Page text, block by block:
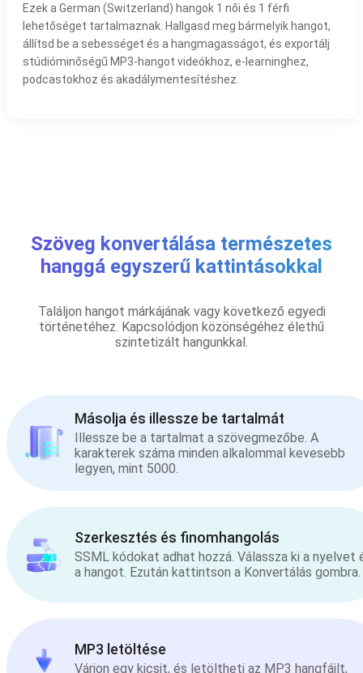
Ezek a German (Switzerland) hangok 1 női és 1 férfi
lehetőséget tartalmaznak. Hallgasd meg bármelyik hangot,
állítsd be a sebességet és a hangmagasságot, és exportálj
stúdióminőségű MP3-hangot videókhoz, e-learninghez,
podcastokhoz és akadálymentesítéshez.
Szöveg konvertálása természetes
hanggá egyszerű kattintásokkal
Találjon hangot márkájának vagy következő egyedi
történetéhez. Kapcsolódjon közönségéhez élethű
szintetizált hangunkkal.
Másolja és illessze be tartalmát
Illessze be a tartalmat a szövegmezőbe. A
karakterek száma minden alkalommal kevesebb
legyen, mint 5000.
Szerkesztés és finomhangolás
SSML kódokat adhat hozzá. Válassza ki a nyelvet
a hangot. Ezután kattintson a Konvertálás gombra.
MP3 letöltése
Várjon egy kicsit, és letöltheti az MP3 hangfájlt,